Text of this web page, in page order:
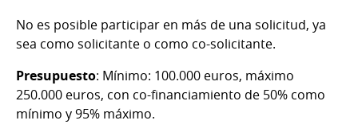
No es posible participar en más de una solicitud, ya
sea como solicitante o como co-solicitante.
Presupuesto: Mínimo: 100.000 euros, máximo
250.000 euros, con co-financiamiento de 50% como
mínimo y 95% máximo.